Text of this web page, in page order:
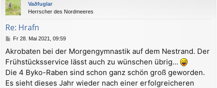
Vaðfuglar
Herrscher des Nordmeeres
Re: Hrafn
B
i
t
r
a
g
Fr 28. Mai 2021, 09:59
Akrobaten bei der Morgengymnastik auf dem Nestrand. Der
Frühstücksservice lässt auch zu wünschen übrig...
Die 4 Byko-Raben sind schon ganz schön groß geworden.
Es sieht dieses Jahr wieder nach einer erfolgreicheren